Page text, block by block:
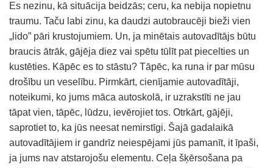
Es nezinu, kā situācija beidzās; ceru, ka nebija nopietnu
traumu. Taču labi zinu, ka daudzi autobraucēji bieži vien
„lido” pāri krustojumiem. Un, ja minētais autovadītājs būtu
braucis ātrāk, gājēja diez vai spētu tūlīt pat piecelties un
kustēties. Kāpēc es to stāstu? Tāpēc, ka runa ir par mūsu
drošību un veselību. Pirmkārt, cienījamie autovadītāji,
noteikumi, ko jums māca autoskolā, ir uzrakstīti ne jau
tāpat vien, tāpēc, lūdzu, ievērojiet tos. Otrkārt, gājēji,
saprotiet to, ka jūs neesat nemirstīgi. Šajā gadalaikā
autovadītājiem ir gandrīz neiespējami jūs pamanīt, it īpaši,
ja jums nav atstarojošu elementu. Ceļa šķērsošana pa